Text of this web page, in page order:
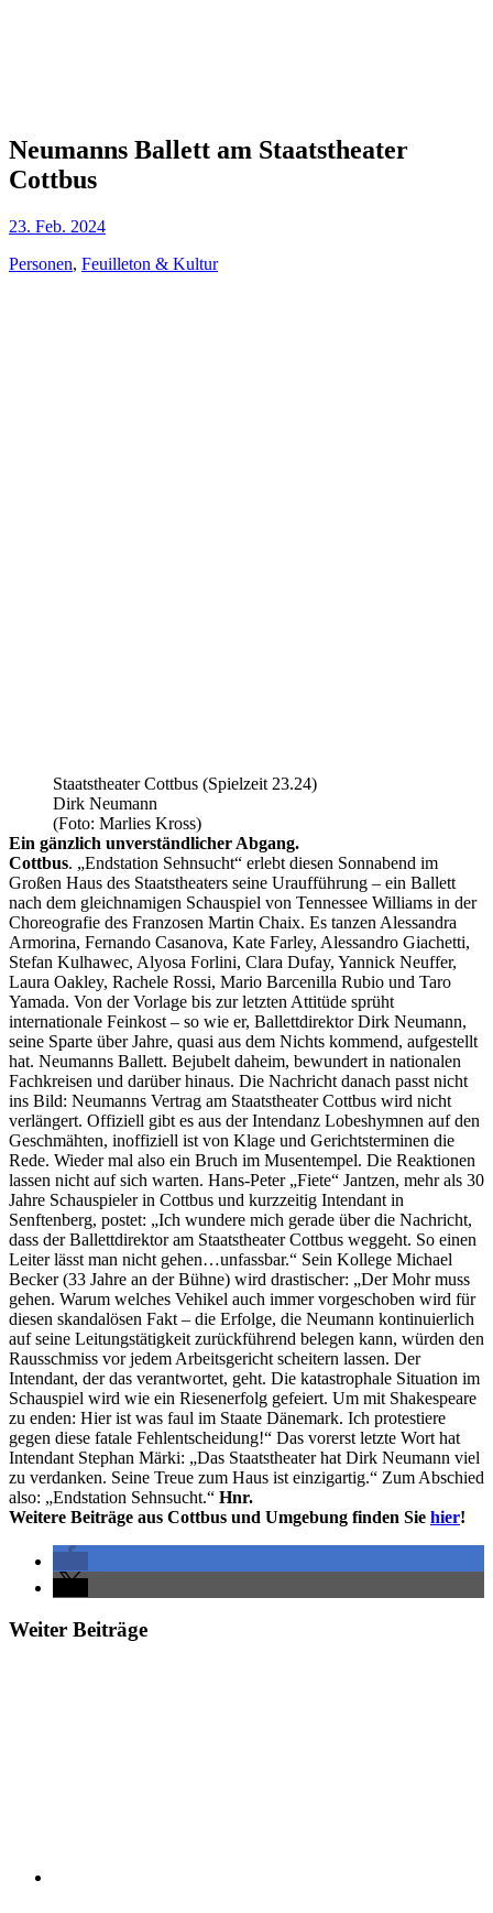
Neumanns Ballett am Staatstheater
Cottbus
23. Feb. 2024
Personen, Feuilleton & Kultur
Staatstheater Cottbus (Spielzeit 23.24)
Dirk Neumann
(Foto: Marlies Kross)
Ein gänzlich unverständlicher Abgang.
Cottbus. „Endstation Sehnsucht“ erlebt diesen Sonnabend im
Großen Haus des Staatstheaters seine Uraufführung – ein Ballett
nach dem gleichnamigen Schauspiel von Tennessee Williams in der
Choreografie des Franzosen Martin Chaix. Es tanzen Alessandra
Armorina, Fernando Casanova, Kate Farley, Alessandro Giachetti,
Stefan Kulhawec, Alyosa Forlini, Clara Dufay, Yannick Neuffer,
Laura Oakley, Rachele Rossi, Mario Barcenilla Rubio und Taro
Yamada. Von der Vorlage bis zur letzten Attitüde sprüht
internationale Feinkost – so wie er, Ballettdirektor Dirk Neumann,
seine Sparte über Jahre, quasi aus dem Nichts kommend, aufgestellt
hat. Neumanns Ballett. Bejubelt daheim, bewundert in nationalen
Fachkreisen und darüber hinaus. Die Nachricht danach passt nicht
ins Bild: Neumanns Vertrag am Staatstheater Cottbus wird nicht
verlängert. Offiziell gibt es aus der Intendanz Lobeshymnen auf den
Geschmähten, inoffiziell ist von Klage und Gerichtsterminen die
Rede. Wieder mal also ein Bruch im Musentempel. Die Reaktionen
lassen nicht auf sich warten. Hans-Peter „Fiete“ Jantzen, mehr als 30
Jahre Schauspieler in Cottbus und kurzzeitig Intendant in
Senftenberg, postet: „Ich wundere mich gerade über die Nachricht,
dass der Ballettdirektor am Staatstheater Cottbus weggeht. So einen
Leiter lässt man nicht gehen…unfassbar.“ Sein Kollege Michael
Becker (33 Jahre an der Bühne) wird drastischer: „Der Mohr muss
gehen. Warum welches Vehikel auch immer vorgeschoben wird für
diesen skandalösen Fakt – die Erfolge, die Neumann kontinuierlich
auf seine Leitungstätigkeit zurückführend belegen kann, würden den
Rausschmiss vor jedem Arbeitsgericht scheitern lassen. Der
Intendant, der das verantwortet, geht. Die katastrophale Situation im
Schauspiel wird wie ein Riesenerfolg gefeiert. Um mit Shakespeare
zu enden: Hier ist was faul im Staate Dänemark. Ich protestiere
gegen diese fatale Fehlentscheidung!“ Das vorerst letzte Wort hat
Intendant Stephan Märki: „Das Staatstheater hat Dirk Neumann viel
zu verdanken. Seine Treue zum Haus ist einzigartig.“ Zum Abschied
also: „Endstation Sehnsucht.“ Hnr.
Weitere Beiträge aus Cottbus und Umgebung finden Sie hier!
Weiter Beiträge